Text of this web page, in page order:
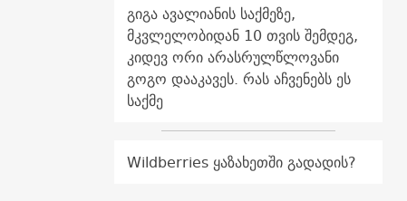
გიგა ავალიანის საქმეზე,
მკვლელობიდან 10 თვის შემდეგ,
კიდევ ორი არასრულწლოვანი
გოგო დააკავეს. რას აჩვენებს ეს
საქმე
Wildberries ყაზახეთში გადადის?